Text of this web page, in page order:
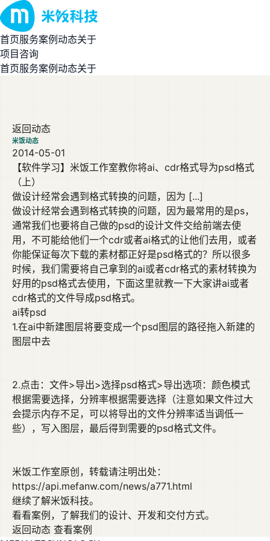
首页服务案例动态关于
项目咨询
首页服务案例动态关于
返回动态
米饭动态
2014-05-01
【软件学习】米饭工作室教你将ai、cdr格式导为psd格式
（上）
做设计经常会遇到格式转换的问题，因为 [...]
做设计经常会遇到格式转换的问题，因为最常用的是ps，
通常我们也要将自己做的psd的设计文件交给前端去使
用，不可能给他们一个cdr或者ai格式的让他们去用，或者
你能保证每次下载的素材都正好是psd格式的？所以很多
时候，我们需要将自己拿到的ai或者cdr格式的素材转换为
好用的psd格式去使用，下面这里就教一下大家讲ai或者
cdr格式的文件导成psd格式。
ai转psd
1.在ai中新建图层将要变成一个psd图层的路径拖入新建的
图层中去
2.点击：文件>导出>选择psd格式>导出选项：颜色模式
根据需要选择，分辨率根据需要选择（注意如果文件过大
会提示内存不足，可以将导出的文件分辨率适当调低一
些），写入图层，最后得到需要的psd格式文件。
米饭工作室原创，转载请注明出处：
https://api.mefanw.com/news/a771.html
继续了解米饭科技。
看看案例，了解我们的设计、开发和交付方式。
返回动态 查看案例